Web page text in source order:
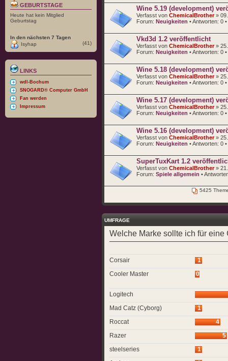
GEBURTSTAGE
Heute hat kein Mitglied
Geburtstag
In den nächsten 7 Tagen
Isyhap
(41)
LINKS
wdl-Bochum
SNOGARD® Computer GmbH
Fan werden
Impressum
Wine 5.19 (development)
Verfasst von ChemicalBrother»
Forum: Neuigkeiten • Antworten: 0
Vkd3d 1.2 veröffentlicht
Verfasst von ChemicalBrother»
Forum: Neuigkeiten • Antworten: 0
Wine 5.18 (development)
Verfasst von ChemicalBrother»
Forum: Neuigkeiten • Antworten: 0
Wine 5.17 (development)
Verfasst von ChemicalBrother»
Forum: Neuigkeiten • Antworten: 0
Wine 5.16 (development)
Verfasst von ChemicalBrother»
Forum: Neuigkeiten • Antworten: 0
SuperTuxKart 1.2
Verfasst von ChemicalBrother»
Forum: Spiele allgemein •
5425
UMFRAGE
Welche Marke sollte ich für eine
Corsair
1
Cooler Master
0
Logitech
Mad Catz (Cyborg)
1
Roccat
4
Razer
5
steelseries
1